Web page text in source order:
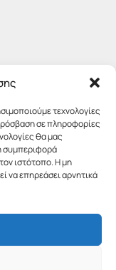
τεχνολογίες
σε πληροφορίες
θα μας
συμπεριφορά
ιστότοπο. Η μη
να επηρεάσει αρνητικά